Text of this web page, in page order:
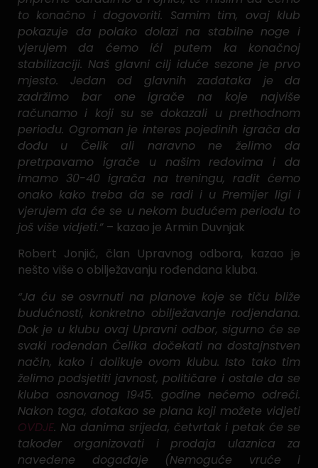
to konačno i dogovoriti. Samim tim, ovaj klub
pokazuje da polako dolazi na stabilne noge i
vjerujem da ćemo ići putem ka konačnoj
stabilizaciji. Naš glavni cilj iduće sezone je prvo
mjesto. Jedan od glavnih zadataka je da
zadržimo bar one igrače na koje najviše
računamo i koji su se dokazali u prethodnom
periodu. Ogroman je interes pojedinih igrača da
dođu u Čelik ali naravno ne želimo da
pretrpavamo igrače u našim redovima i da
imamo 30-40 igrača na treningu, radit ćemo
onako kako treba da se radi i u Premijer ligi i
vjerujem da će se u nekom budućem periodu to
još više vidjeti.” – kazao je Armin Duvnjak
Robert Jonjić, član Upravnog odbora, kazao je
nešto više o obilježavanju rođendana kluba.
“Ja ću se osvrnuti na planove koje se tiču bliže
budućnosti, konkretno obilježavanje rodjendana.
Dok je u klubu ovaj Upravni odbor, sigurno će se
svaki rođendan Čelika dočekati na dostajnstven
način, kako i dolikuje ovom klubu. Isto tako tim
želimo podsjetiti javnost, političare i ostale da se
kluba osnovanog 1945. godine nećemo odreći.
Nakon toga, dotakao se plana koji možete vidjeti
OVDJE. Na danima srijeda, četvrtak i petak će se
također organizovati i prodaja ulaznica za
navedene događaje (Nemoguće vruće i